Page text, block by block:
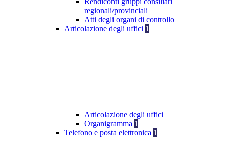
regionali/provinciali
Atti degli organi di controllo
Articolazione degli uffici 1
Articolazione degli uffici
Organigramma 1
Telefono e posta elettronica 1